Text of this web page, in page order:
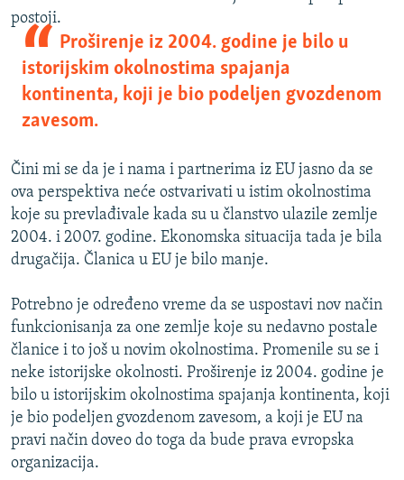
postoji.
Proširenje iz 2004. godine je bilo u
istorijskim okolnostima spajanja
kontinenta, koji je bio podeljen gvozdenom
zavesom.
Čini mi se da je i nama i partnerima iz EU jasno da se
ova perspektiva neće ostvarivati u istim okolnostima
koje su prevlađivale kada su u članstvo ulazile zemlje
2004. i 2007. godine. Ekonomska situacija tada je bila
drugačija. Članica u EU je bilo manje.
Potrebno je određeno vreme da se uspostavi nov način
funkcionisanja za one zemlje koje su nedavno postale
članice i to još u novim okolnostima. Promenile su se i
neke istorijske okolnosti. Proširenje iz 2004. godine je
bilo u istorijskim okolnostima spajanja kontinenta, koji
je bio podeljen gvozdenom zavesom, a koji je EU na
pravi način doveo do toga da bude prava evropska
organizacija.